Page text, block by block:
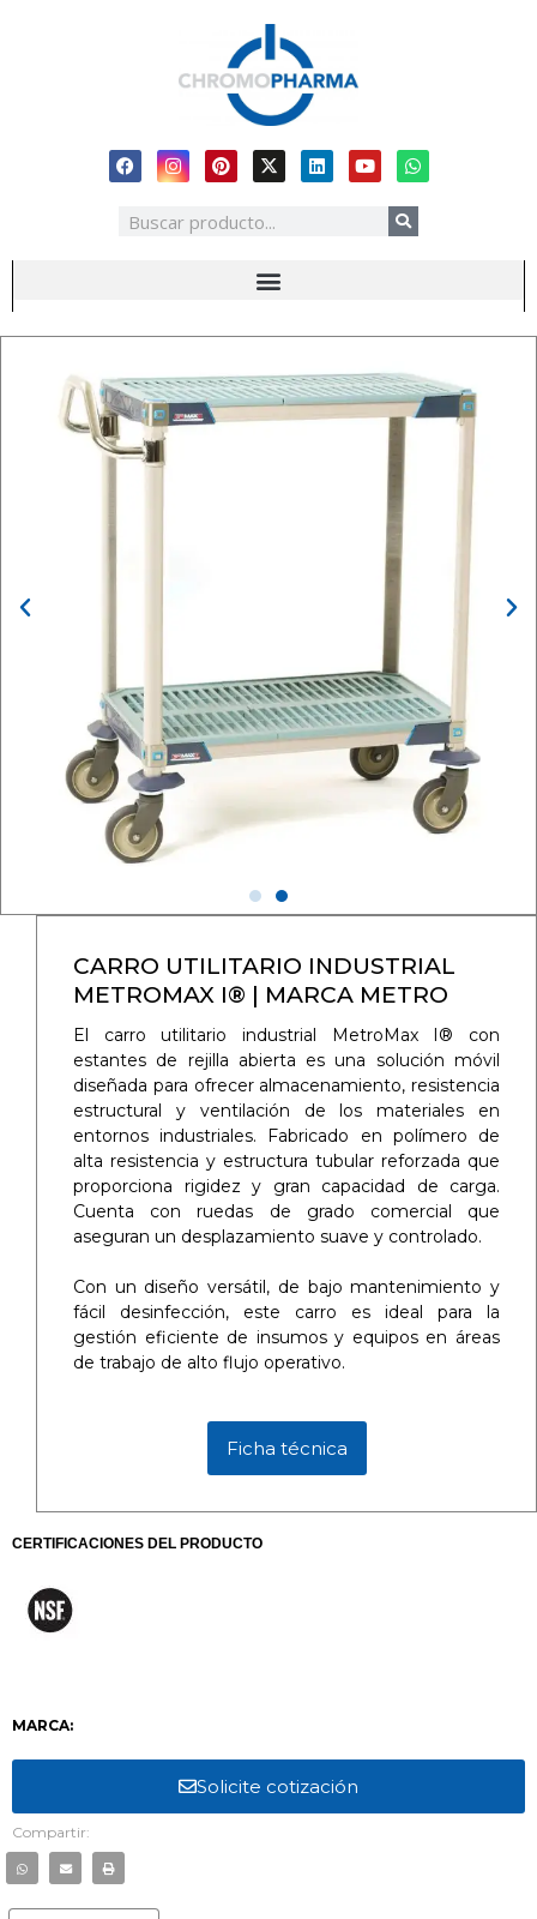
CARRO UTILITARIO INDUSTRIAL
METROMAX I® | MARCA METRO
El carro utilitario industrial MetroMax I® con
estantes de rejilla abierta es una solución móvil
diseñada para ofrecer almacenamiento, resistencia
estructural y ventilación de los materiales en
entornos industriales. Fabricado en polímero de
alta resistencia y estructura tubular reforzada que
proporciona rigidez y gran capacidad de carga.
Cuenta con ruedas de grado comercial que
aseguran un desplazamiento suave y controlado.
Con un diseño versátil, de bajo mantenimiento y
fácil desinfección, este carro es ideal para la
gestión eficiente de insumos y equipos en áreas
de trabajo de alto flujo operativo.
Ficha técnica
CERTIFICACIONES DEL PRODUCTO
MARCA:
Solicite cotización
Compartir: